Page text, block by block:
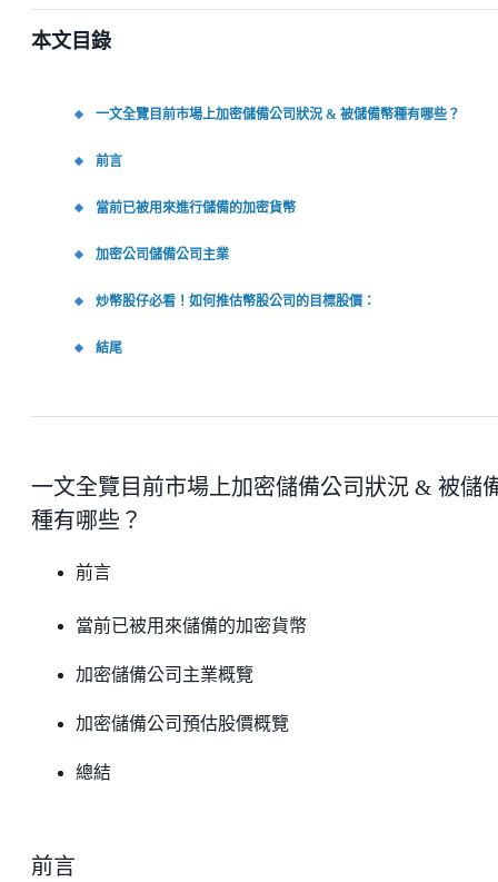
本文目錄
一文全覽目前市場上加密儲備公司狀況 & 被儲備幣種有哪些？
前言
當前已被用來進行儲備的加密貨幣
加密公司儲備公司主業
炒幣股仔必看！如何推估幣股公司的目標股價：
結尾
一文全覽目前市場上加密儲備公司狀況 & 被儲
種有哪些？
前言
當前已被用來儲備的加密貨幣
加密儲備公司主業概覽
加密儲備公司預估股價概覽
總結
前言